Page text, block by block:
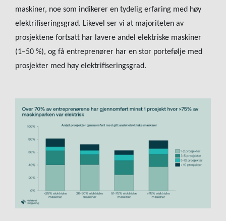
maskiner, noe som indikerer en tydelig erfaring med høy
elektrifiseringsgrad. Likevel ser vi at majoriteten av
prosjektene fortsatt har lavere andel elektriske maskiner
(1–50 %), og få entreprenører har en stor portefølje med
prosjekter med høy elektrifiseringsgrad.